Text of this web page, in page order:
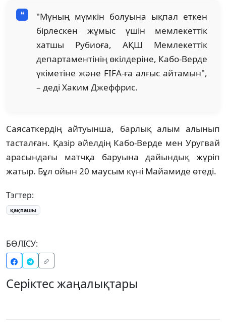
"Мұның мүмкін болуына ықпал еткен
бірлескен жұмыс үшін мемлекеттік
хатшы Рубиоға, АҚШ Мемлекеттік
департаментінің өкілдеріне, Кабо-Верде
үкіметіне және FIFA-ға алғыс айтамын",
– деді Хаким Джеффрис.
Саясаткердің айтуынша, барлық алым алынып
тасталған. Қазір әйелдің Кабо-Верде мен Уругвай
арасындағы матчқа баруына дайындық жүріп
жатыр. Бұл ойын 20 маусым күні Майамиде өтеді.
Тэгтер:
қақпашы
БӨЛІСУ:
Серіктес жаңалықтары